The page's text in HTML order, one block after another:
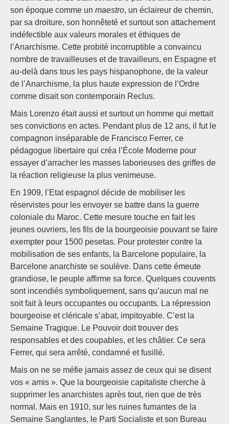
son époque comme un maestro, un éclaireur de chemin,
par sa droiture, son honnêteté et surtout son attachement
indéfectible aux valeurs morales et éthiques de
l’Anarchisme. Cette probité incorruptible a convaincu
nombre de travailleuses et de travailleurs, en Espagne et
au-delà dans tous les pays hispanophone, de la valeur
de l’Anarchisme, la plus haute expression de l’Ordre
comme disait son contemporain Reclus.
Mais Lorenzo était aussi et surtout un homme qui mettait
ses convictions en actes. Pendant plus de 12 ans, il fut le
compagnon inséparable de Francisco Ferrer, ce
pédagogue libertaire qui créa l’École Moderne pour
essayer d’arracher les masses laborieuses des griffes de
la réaction religieuse la plus venimeuse.
En 1909, l’Etat espagnol décide de mobiliser les
réservistes pour les envoyer se battre dans la guerre
coloniale du Maroc. Cette mesure touche en fait les
jeunes ouvriers, les fils de la bourgeoisie pouvant se faire
exempter pour 1500 pesetas. Pour protester contre la
mobilisation de ses enfants, la Barcelone populaire, la
Barcelone anarchiste se soulève. Dans cette émeute
grandiose, le peuple affirme sa force. Quelques couvents
sont incendiés symboliquement, sans qu’aucun mal ne
soit fait à leurs occupantes ou occupants. La répression
bourgeoise et cléricale s’abat, impitoyable. C’est la
Semaine Tragique. Le Pouvoir doit trouver des
responsables et des coupables, et les châtier. Ce sera
Ferrer, qui sera arrêté, condamné et fusillé.
Mais on ne se méfie jamais assez de ceux qui se disent
vos « amis ». Que la bourgeoisie capitaliste cherche à
supprimer les anarchistes après tout, rien que de très
normal. Mais en 1910, sur les ruines fumantes de la
Semaine Sanglantes, le Parti Socialiste et son Bureau